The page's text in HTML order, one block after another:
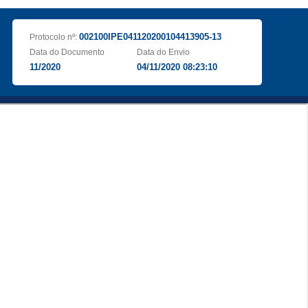
Protocolo nº: 002100IPE041120200104413905-13
Data do Documento
11/2020
Data do Envio
04/11/2020 08:23:10